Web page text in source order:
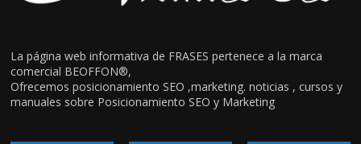
La página web informativa de FRASES pertenece a la marca
comercial BEOFFON®,
Ofrecemos posicionamiento SEO ,marketing. noticias , cursos y
manuales sobre Posicionamiento SEO y Marketing